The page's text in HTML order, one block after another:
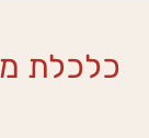
כלכלת